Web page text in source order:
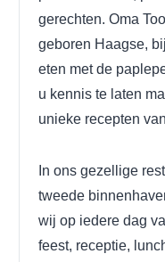
gerechten. Oma
geboren Haagse,
eten met de
u kennis te laten
unieke recepten
In ons gezellige
tweede
wij op iedere dag
feest, receptie,